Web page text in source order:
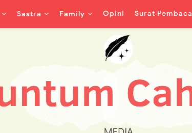
Sastra Family Opini Surat Pembaca